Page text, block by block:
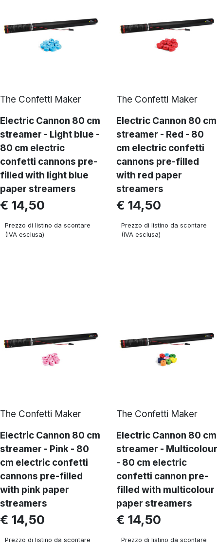
The Confetti Maker
Electric Cannon 80 cm
streamer - Light blue -
80 cm electric
confetti cannons pre-
filled with light blue
paper streamers
€ 14,50
Prezzo di listino da scontare
(IVA esclusa)
The Confetti Maker
Electric Cannon 80 cm
streamer - Red - 80
cm electric confetti
cannons pre-filled
with red paper
streamers
€ 14,50
Prezzo di listino da scontare
(IVA esclusa)
The Confetti Maker
Electric Cannon 80 cm
streamer - Pink - 80
cm electric confetti
cannons pre-filled
with pink paper
streamers
€ 14,50
Prezzo di listino da scontare
The Confetti Maker
Electric Cannon 80 cm
streamer - Multicolour
- 80 cm electric
confetti cannon pre-
filled with multicolour
paper streamers
€ 14,50
Prezzo di listino da scontare